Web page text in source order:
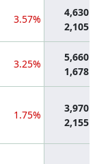
3.57%
4,630
2,105
3.25%
5,660
1,678
1.75%
3,970
2,155